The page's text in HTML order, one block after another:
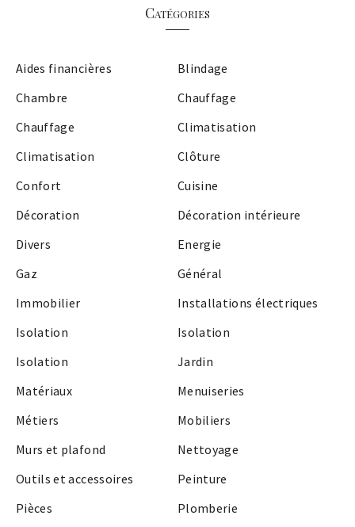
Catégories
Aides financières
Blindage
Chambre
Chauffage
Chauffage
Climatisation
Climatisation
Clôture
Confort
Cuisine
Décoration
Décoration intérieure
Divers
Energie
Gaz
Général
Immobilier
Installations électriques
Isolation
Isolation
Isolation
Jardin
Matériaux
Menuiseries
Métiers
Mobiliers
Murs et plafond
Nettoyage
Outils et accessoires
Peinture
Pièces
Plomberie